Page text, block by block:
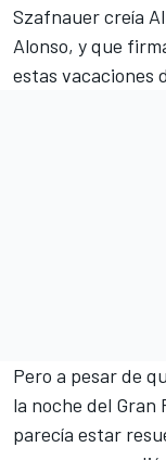
Szafnauer creía
Alonso, y que
estas vacaciones
Pero a pesar de
la noche del Gran
parecía estar